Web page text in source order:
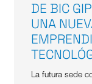
DE BIC
UNA
La futura sede